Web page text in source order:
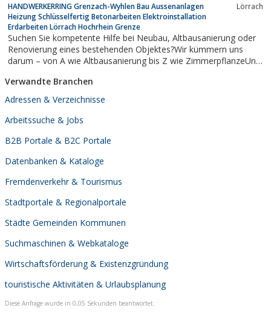
HANDWERKERRING Grenzach-Wyhlen Bau Aussenanlagen
Heizung Schlüsselfertig Betonarbeiten Elektroinstallation
Erdarbeiten Lörrach Hochrhein Grenze
Lörrach
Suchen Sie kompetente Hilfe bei Neubau, Altbausanierung oder
Renovierung eines bestehenden Objektes?Wir kümmern uns
darum – von A wie Altbausanierung bis Z wie ZimmerpflanzeUnd
zum Dach, vom Innenausbau bis zu den Außenanlagen,
profitieren Sie von der...
Verwandte Branchen
Adressen & Verzeichnisse
Arbeitssuche & Jobs
B2B Portale & B2C Portale
Datenbanken & Kataloge
Fremdenverkehr & Tourismus
Stadtportale & Regionalportale
Städte Gemeinden Kommunen
Suchmaschinen & Webkataloge
Wirtschaftsförderung & Existenzgründung
touristische Aktivitäten & Urlaubsplanung
Diese Anfrage wurde in 0,05 Sekunden beantwortet.